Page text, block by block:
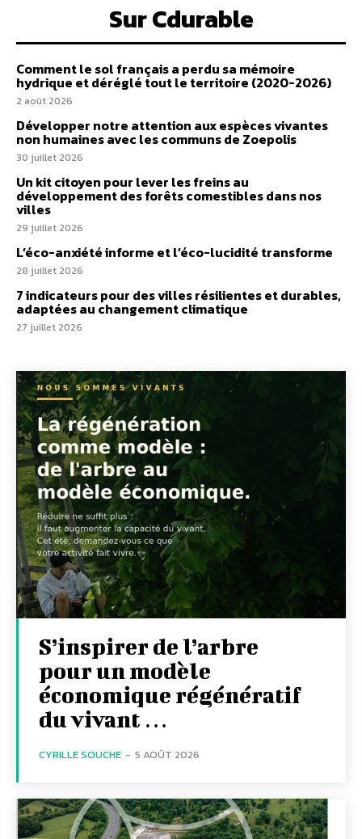
Sur Cdurable
Comment le sol français a perdu sa mémoire
hydrique et déréglé tout le territoire (2020-2026)
2 août 2026
Développer notre attention aux espèces vivantes
non humaines avec les communs de Zoepolis
30 juillet 2026
Un kit citoyen pour lever les freins au
développement des forêts comestibles dans nos
villes
29 juillet 2026
L’éco-anxiété informe et l’éco-lucidité transforme
28 juillet 2026
7 indicateurs pour des villes résilientes et durables,
adaptées au changement climatique
27 juillet 2026
S’inspirer de l’arbre
pour un modèle
économique régénératif
du vivant …
CYRILLE SOUCHE - 5 AOÛT 2026